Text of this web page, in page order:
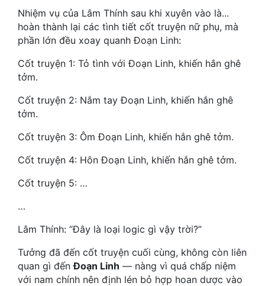
Kỳ Ảo
Linh Dị
Làm Giàu
Mưu Mô
Mạt Thế
Mỹ Thực
Ngôn Tình
Ngược
Nữ Cường
Nữ Phụ
Phong Thủy - Tâm Linh
Nhiệm vụ của Lâm Thính sau khi xuyên vào là...
hoàn thành lại các tình tiết cốt truyện nữ phụ, mà
phần lớn đều xoay quanh Đoạn Linh:
Cốt truyện 1: Tỏ tình với Đoạn Linh, khiến hắn ghê
tởm.
Cốt truyện 2: Nắm tay Đoạn Linh, khiến hắn ghê
tởm.
Cốt truyện 3: Ôm Đoạn Linh, khiến hắn ghê tởm.
Cốt truyện 4: Hôn Đoạn Linh, khiến hắn ghê tởm.
Cốt truyện 5: …
…
Lâm Thính: “Đây là loại logic gì vậy trời?”
Tưởng đã đến cốt truyện cuối cùng, không còn liên
quan gì đếnĐoạn Linh — nàng vì quá chấp niệm
với nam chính nên định lén bỏ hợp hoan dược vào